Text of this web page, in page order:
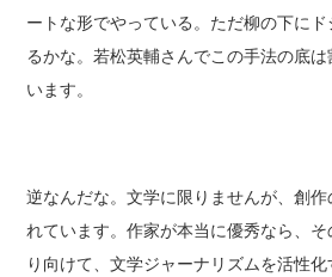
ートな形でやっている。ただ柳の下に
るかな。若松英輔さんでこの手法の底
います。
逆なんだな。文学に限りませんが、創
れています。作家が本当に優秀なら、
り向けて、文学ジャーナリズムを活性